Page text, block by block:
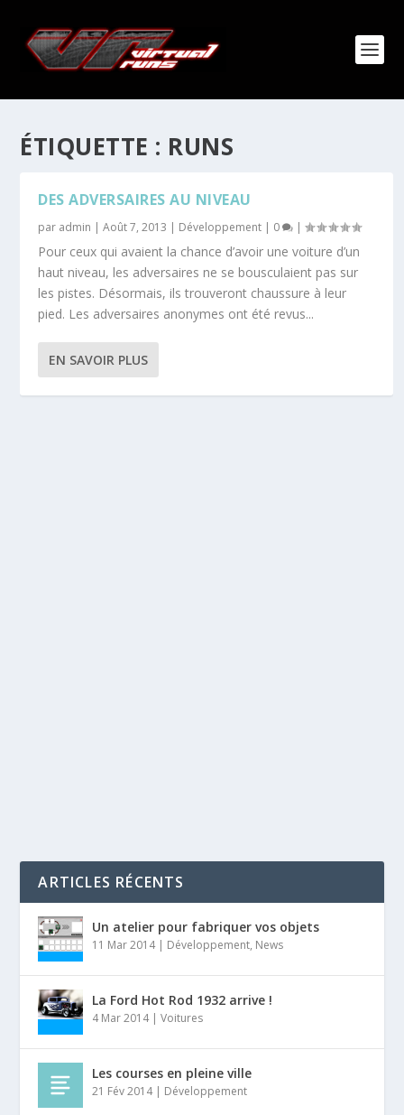
ÉTIQUETTE : RUNS
DES ADVERSAIRES AU NIVEAU
par admin |Août 7, 2013 | Développement | 0 |
Pour ceux qui avaient la chance d’avoir une voiture d’un
haut niveau, les adversaires ne se bousculaient pas sur
les pistes. Désormais, ils trouveront chaussure à leur
pied. Les adversaires anonymes ont été revus...
EN SAVOIR PLUS
ARTICLES RÉCENTS
Un atelier pour fabriquer vos objets
11 Mar 2014| Développement, News
La Ford Hot Rod 1932 arrive !
4 Mar 2014|Voitures
Les courses en pleine ville
21 Fév 2014| Développement